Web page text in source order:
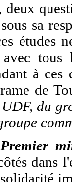
deux
sa
études
tous
à ces
de
du
Premier
dans